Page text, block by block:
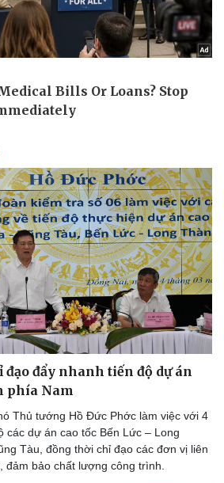
Ô tô - Xe máy
đẩy nhanh tiến độ dự án
phía Nam
Thủ tướng Hồ Đức Phớc làm việc với 4
các dự án cao tốc Bến Lức – Long
Tàu, đồng thời chỉ đạo các đơn vị liên
đảm bảo chất lượng công trình.